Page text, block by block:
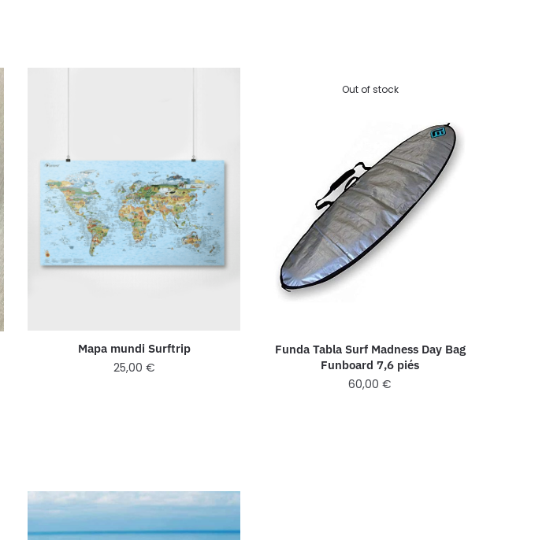
Mapa mundi Surftrip
25,00 €
Out of stock
Funda Tabla Surf Madness Day Bag
Funboard 7,6 piés
60,00€